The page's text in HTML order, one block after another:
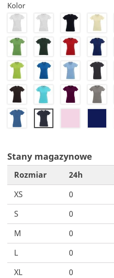
Kolor
20
20NL 22 23
27 28 30 32
41 44 46 50
61 65 67 70
82 83
Stany magazynowe
Rozmiar 24h
XS
0
S
0
M
0
L
0
XL
0